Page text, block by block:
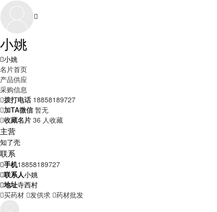
小姚
小姚
名片首页
产品供应
采购信息
拨打电话 18858189727
加TA微信 暂无
收藏名片 36 人收藏
主营
知了壳
联系
手机18858189727
联系人小姚
地址寺西村
买药材 发供求 药材批发